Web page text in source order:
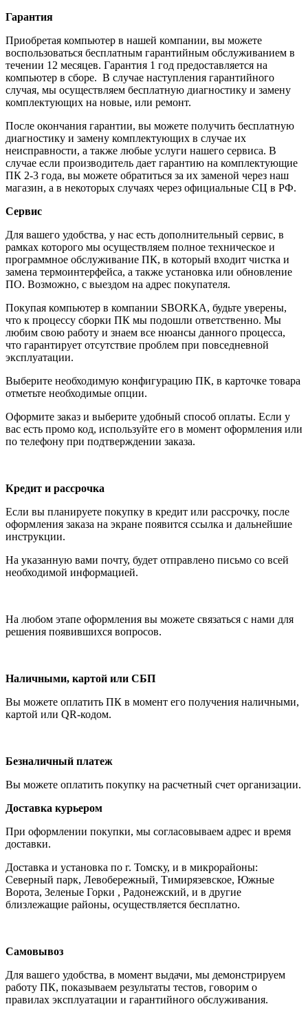
Гарантия
Приобретая компьютер в нашей компании, вы можете
воспользоваться бесплатным гарантийным обслуживанием в
течении 12 месяцев. Гарантия 1 год предоставляется на
компьютер в сборе. В случае наступления гарантийного
случая, мы осуществляем бесплатную диагностику и замену
комплектующих на новые, или ремонт.
После окончания гарантии, вы можете получить бесплатную
диагностику и замену комплектующих в случае их
неисправности, а также любые услуги нашего сервиса. В
случае если производитель дает гарантию на комплектующие
ПК 2-3 года, вы можете обратиться за их заменой через наш
магазин, а в некоторых случаях через официальные СЦ в РФ.
Сервис
Для вашего удобства, у нас есть дополнительный сервис, в
рамках которого мы осуществляем полное техническое и
программное обслуживание ПК, в который входит чистка и
замена термоинтерфейса, а также установка или обновление
ПО. Возможно, с выездом на адрес покупателя.
Покупая компьютер в компании SBORKA, будьте уверены,
что к процессу сборки ПК мы подошли ответственно. Мы
любим свою работу и знаем все нюансы данного процесса,
что гарантирует отсутствие проблем при повседневной
эксплуатации.
Выберите необходимую конфигурацию ПК, в карточке товара
отметьте необходимые опции.
Оформите заказ и выберите удобный способ оплаты. Если у
вас есть промо код, используйте его в момент оформления или
по телефону при подтверждении заказа.
Кредит и рассрочка
Если вы планируете покупку в кредит или рассрочку, после
оформления заказа на экране появится ссылка и дальнейшие
инструкции.
На указанную вами почту, будет отправлено письмо со всей
необходимой информацией.
На любом этапе оформления вы можете связаться с нами для
решения появившихся вопросов.
Наличными, картой или СБП
Вы можете оплатить ПК в момент его получения наличными,
картой или QR-кодом.
Безналичный платеж
Вы можете оплатить покупку на расчетный счет организации.
Доставка курьером
При оформлении покупки, мы согласовываем адрес и время
доставки.
Доставка и установка по г. Томску, и в микрорайоны:
Северный парк, Левобережный, Тимирязевское, Южные
Ворота, Зеленые Горки , Радонежский, и в другие
близлежащие районы, осуществляется бесплатно.
Самовывоз
Для вашего удобства, в момент выдачи, мы демонстрируем
работу ПК, показываем результаты тестов, говорим о
правилах эксплуатации и гарантийного обслуживания.